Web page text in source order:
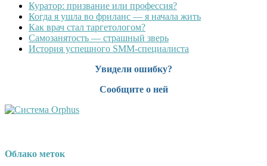
Куратор: призвание или профессия?
Когда я ушла во фриланс — я начала жить
Как врач стал таргетологом?
Cамозанятость — страшный зверь
История успешного SMM-специалиста
Увидели ошибку?
Сообщите о ней
Облако меток